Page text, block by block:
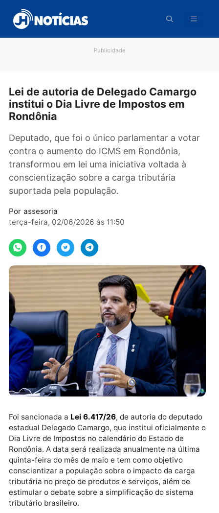
para
conteúdo
Lei de autoria de Delegado Camargo
institui o Dia Livre de Impostos em
Deputado, que foi o único parlamentar a
contra o aumento do ICMS em Rondônia,
transformou em lei uma iniciativa voltada à
conscientização sobre a carga tributária
suportada pela população.
terça-feira, 02/06/2026 às 11:50
Foi sancionada aLei 6.417/26, de autoria do
estadual Delegado Camargo, que institui
Dia Livre de Impostos no calendário do Estado de
Rondônia. A data será realizada anualmente na